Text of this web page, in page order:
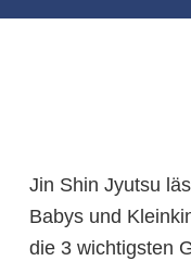
Jin Shin Jyutsu
Babys und
die 3 wichtigsten